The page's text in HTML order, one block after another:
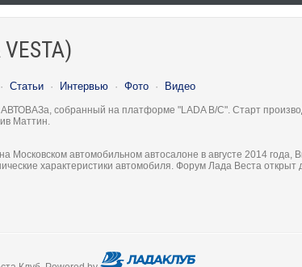
· Статьи · Интервью · Фото · Видео
собранный на платформе "LADA B/C". Старт
Маттин.
Московском автомобильном автосалоне в августе 2014
характеристики автомобиля. Форум Лада Веста